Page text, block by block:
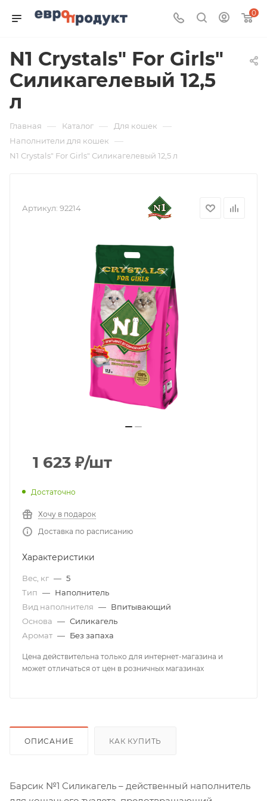
0
N1 Crystals" For Girls"
Силикагелевый 12,5
л
Главная — Каталог — Для кошек —
Наполнители для кошек —
N1 Crystals" For Girls" Силикагелевый 12,5 л
Артикул: 92214
1 623 ₽/шт
Достаточно
Хочу в подарок
Доставка по расписанию
Характеристики
Вес, кг — 5
Тип — Наполнитель
Вид наполнителя — Впитывающий
Основа — Силикагель
Аромат — Без запаха
Цена действительна только для интернет-магазина и
может отличаться от цен в розничных магазинах
ОПИСАНИЕ КАК КУПИТЬ
Барсик №1 Силикагель – действенный наполнитель